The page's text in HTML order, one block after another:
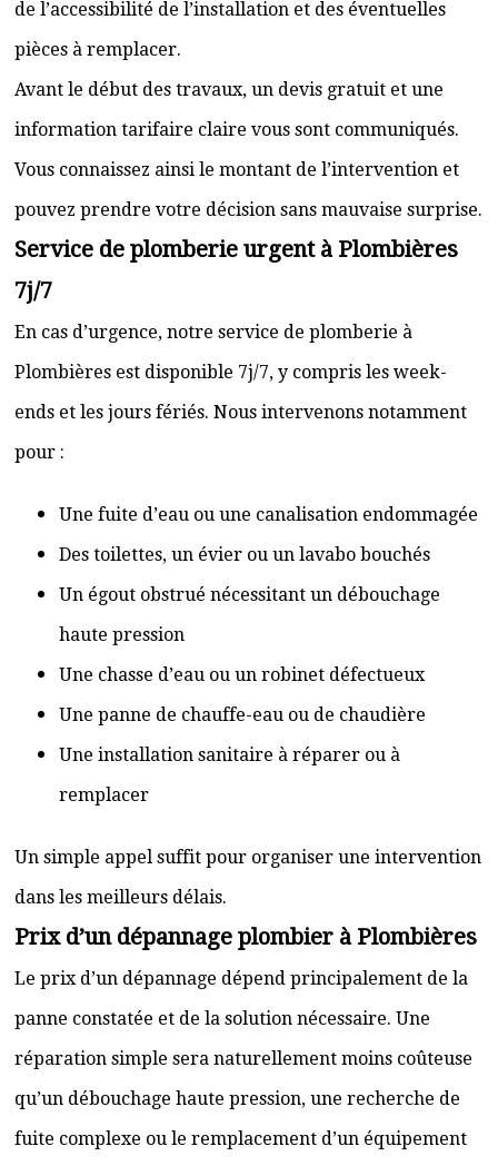
de l’accessibilité de l’installation et des éventuelles
pièces à remplacer.
Avant le début des travaux, un devis gratuit et une
information tarifaire claire vous sont communiqués.
Vous connaissez ainsi le montant de l’intervention et
pouvez prendre votre décision sans mauvaise surprise.
Service de plomberie urgent à Plombières
7j/7
En cas d’urgence, notre service de plomberie à
Plombières est disponible 7j/7, y compris les week-
ends et les jours fériés. Nous intervenons notamment
pour :
Une fuite d’eau ou une canalisation endommagée
Des toilettes, un évier ou un lavabo bouchés
Un égout obstrué nécessitant un débouchage
haute pression
Une chasse d’eau ou un robinet défectueux
Une panne de chauffe-eau ou de chaudière
Une installation sanitaire à réparer ou à
remplacer
Un simple appel suffit pour organiser une intervention
dans les meilleurs délais.
Prix d’un dépannage plombier à Plombières
Le prix d’un dépannage dépend principalement de la
panne constatée et de la solution nécessaire. Une
réparation simple sera naturellement moins coûteuse
qu’un débouchage haute pression, une recherche de
fuite complexe ou le remplacement d’un équipement